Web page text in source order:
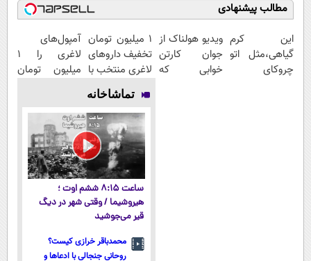
مطالب پیشنهادی
این کرم
گیاهی،مثل اتو
چروکای
ویدیو هولناک از
جوان کارتن
خوابی که
۱ میلیون تومان
تخفیف داروهای
لاغری منتخب با
ارسال از
داروخانه
نزدیکت
آمپول‌های
لاغری را ۱
میلیون تومان
تماشاخانه
ساعت ۸:۱۵ ششم اوت ؛
هیروشیما / وقتی شهر در دیگ
قیر می‌جوشید
محمدباقر خرازی کیست؟
روحانی جنجالی با ادعاها و